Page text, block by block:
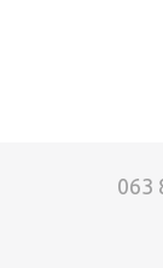
063